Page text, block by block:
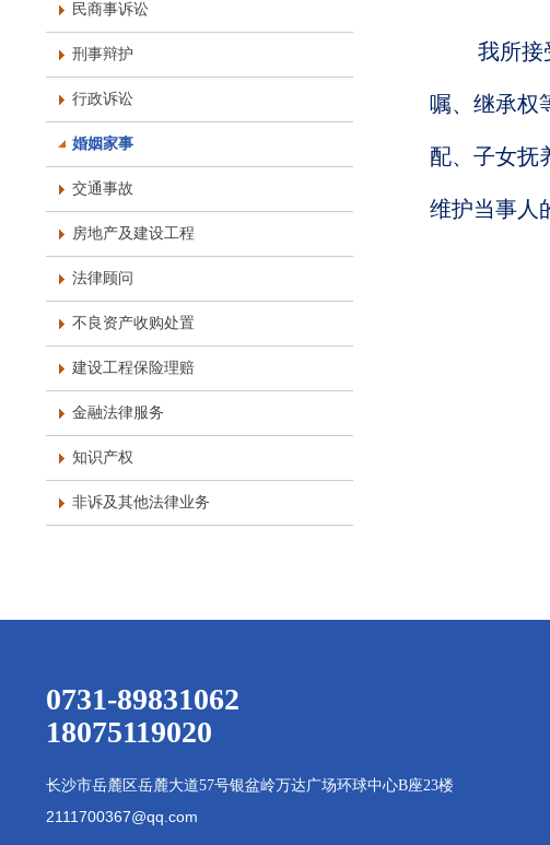
民商事诉讼
刑事辩护
行政诉讼
婚姻家事
交通事故
房地产及建设工程
法律顾问
不良资产收购处置
建设工程保险理赔
金融法律服务
知识产权
非诉及其他法律业务
我所接
嘱、继承权
配、子女抚
维护当事人
长沙市岳麓区岳麓大道57号银盆岭万达广场环球中心B座23楼
2111700367@qq.com
0731-89831062
18075119020